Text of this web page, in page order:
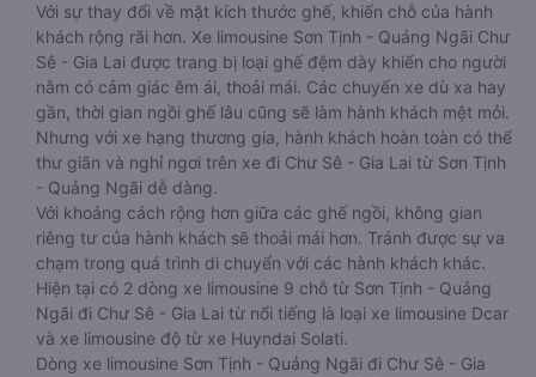
Với sự thay đổi về mặt kích thước ghế, khiến chỗ của hành
khách rộng rãi hơn. Xe limousine Sơn Tịnh - Quảng Ngãi Chư
Sê - Gia Lai được trang bị loại ghế đệm dày khiến cho người
nằm có cảm giác êm ái, thoải mái. Các chuyến xe dù xa hay
gần, thời gian ngồi ghế lâu cũng sẽ làm hành khách mệt mỏi.
Nhưng với xe hạng thương gia, hành khách hoàn toàn có thể
thư giãn và nghỉ ngơi trên xe đi Chư Sê - Gia Lai từ Sơn Tịnh
- Quảng Ngãi dễ dàng.
Với khoảng cách rộng hơn giữa các ghế ngồi, không gian
riêng tư của hành khách sẽ thoải mái hơn. Tránh được sự va
chạm trong quá trình di chuyển với các hành khách khác.
Hiện tại có 2 dòng xe limousine 9 chỗ từ Sơn Tịnh - Quảng
Ngãi đi Chư Sê - Gia Lai từ nổi tiếng là loại xe limousine Dcar
và xe limousine độ từ xe Huyndai Solati.
Dòng xe limousine Sơn Tịnh - Quảng Ngãi đi Chư Sê - Gia